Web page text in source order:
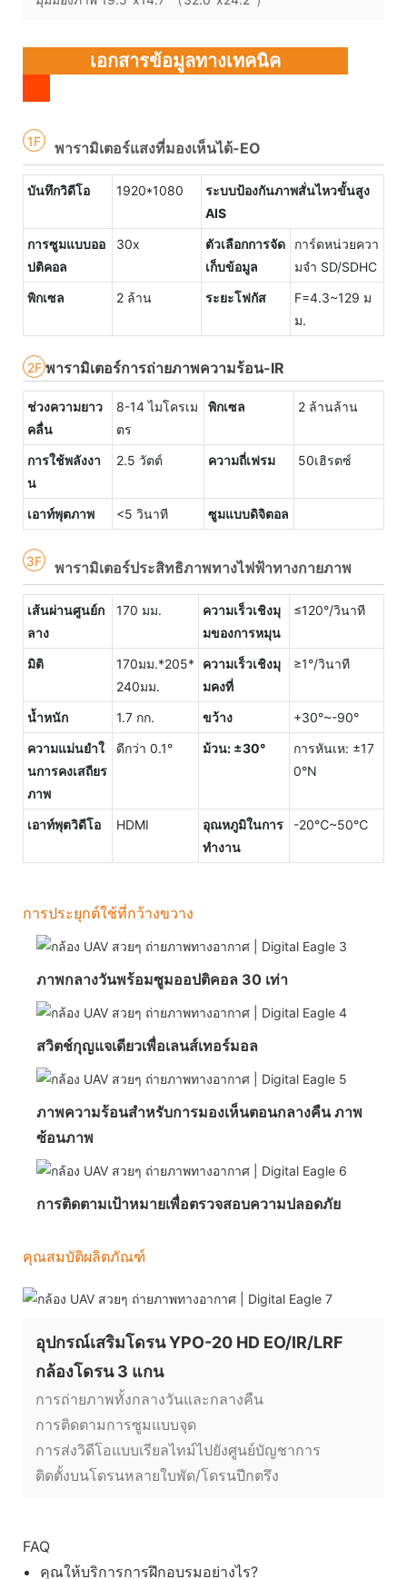
เอกสารข้อมูลทางเทคนิค
1F พารามิเตอร์แสงที่มองเห็นได้-EO
บันทึกวิดีโอ 1920*1080
ระบบป้องกันภาพสั่นไหวขั้นสูง
AIS
การซูมแบบออ
ปติคอล
30x
ตัวเลือกการจัด
เก็บข้อมูล
การ์ดหน่วยควา
มจำ SD/SDHC
พิกเซล
2 ล้าน ระยะโฟกัส
F=4.3~129 ม
ม.
2F พารามิเตอร์การถ่ายภาพความร้อน-IR
ช่วงความยาว
คลื่น
8-14 ไมโครเม
ตร
พิกเซล 2 ล้านล้าน
การใช้พลังงา
น
2.5 วัตต์ ความถี่เฟรม 50เฮิรตซ์
เอาท์พุตภาพ <5 วินาที ซูมแบบดิจิตอล
3F พารามิเตอร์ประสิทธิภาพทางไฟฟ้าทางกายภาพ
เส้นผ่านศูนย์ก
ลาง
170 มม.
ความเร็วเชิงมุ
มของการหมุน
≤120°/วินาที
มิติ
170มม.*205*
240มม.
ความเร็วเชิงมุ
มคงที่
≥1°/วินาที
น้ำหนัก 1.7 กก. ขว้าง
+30°~-90°
ความแม่นยำใ
นการคงเสถียร
ภาพ
ดีกว่า 0.1° ม้วน: ±30°
การหันเห: ±17
0°N
เอาท์พุตวิดีโอ HDMI
อุณหภูมิในการ
ทำงาน
-20℃~50℃
การประยุกต์ใช้ที่กว้างขวาง
ภาพกลางวันพร้อมซูมออปติคอล 30 เท่า
สวิตช์กุญแจเดียวเพื่อเลนส์เทอร์มอล
ภาพความร้อนสำหรับการมองเห็นตอนกลางคืน ภาพ
ซ้อนภาพ
การติดตามเป้าหมายเพื่อตรวจสอบความปลอดภัย
คุณสมบัติผลิตภัณฑ์
อุปกรณ์เสริมโดรน YPO-20 HD EO/IR/LRF
กล้องโดรน 3 แกน
การถ่ายภาพทั้งกลางวันและกลางคืน
การติดตามการซูมแบบจุด
การส่งวิดีโอแบบเรียลไทม์ไปยังศูนย์บัญชาการ
ติดตั้งบนโดรนหลายใบพัด/โดรนปีกตรึง
FAQ
คุณให้บริการการฝึกอบรมอย่างไร?